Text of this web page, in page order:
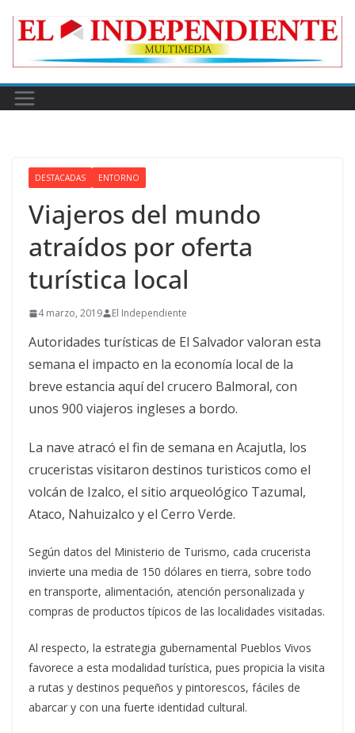
DESTACADAS ENTORNO
Viajeros del mundo
atraídos por oferta
turística local
4 marzo, 2019 El Independiente
Autoridades turísticas de El Salvador valoran esta
semana el impacto en la economía local de la
breve estancia aquí del crucero Balmoral, con
unos 900 viajeros ingleses a bordo.
La nave atracó el fin de semana en Acajutla, los
cruceristas visitaron destinos turisticos como el
volcán de Izalco, el sitio arqueológico Tazumal,
Ataco, Nahuizalco y el Cerro Verde.
Según datos del Ministerio de Turismo, cada crucerista
invierte una media de 150 dólares en tierra, sobre todo
en transporte, alimentación, atención personalizada y
compras de productos típicos de las localidades visitadas.
Al respecto, la estrategia gubernamental Pueblos Vivos
favorece a esta modalidad turística, pues propicia la visita
a rutas y destinos pequeños y pintorescos, fáciles de
abarcar y con una fuerte identidad cultural.